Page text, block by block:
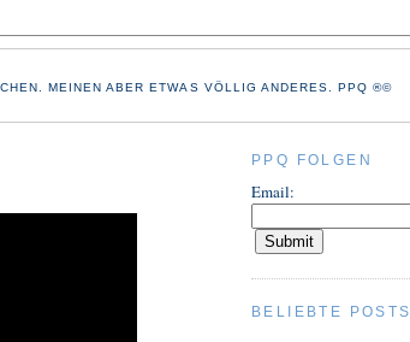
MEINEN ABER ETWAS VÖLLIG ANDERES. PPQ ®©
PPQ FOLGEN
Email:
BELIEBTE POSTS